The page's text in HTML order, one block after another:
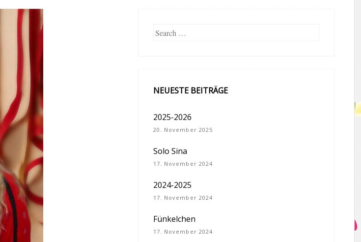
Search
NEUESTE BEITRÄGE
2025-2026
20. November 2025
Solo Sina
17. November 2024
2024-2025
17. November 2024
Fünkelchen
17. November 2024